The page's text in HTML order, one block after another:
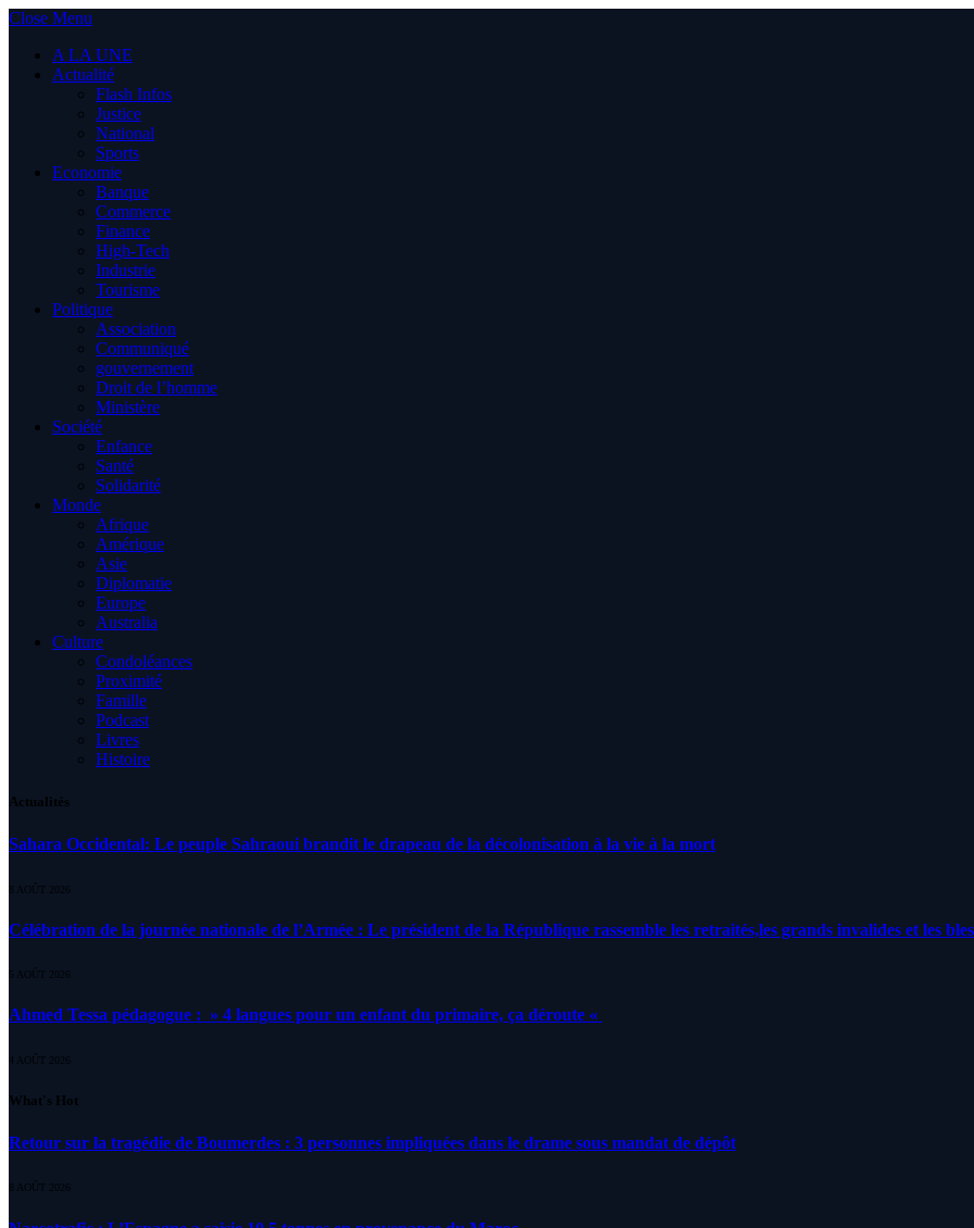
Close Menu
A LA UNE
Actualité
Flash Infos
Justice
National
Sports
Economie
Banque
Commerce
Finance
High-Tech
Industrie
Tourisme
Politique
Association
Communiqué
gouvernement
Droit de l’homme
Ministère
Société
Enfance
Santé
Solidarité
Monde
Afrique
Amérique
Asie
Diplomatie
Europe
Australia
Culture
Condoléances
Proximité
Famille
Podcast
Livres
Histoire
Actualités
Sahara Occidental: Le peuple Sahraoui brandit le drapeau de la décolonisation à la vie à la mort
8 AOÛT 2026
Célébration de la journée nationale de l’Armée : Le président de la République rassemble les retraités,les grands invalides et les
5 AOÛT 2026
Ahmed Tessa pédagogue : » 4 langues pour un enfant du primaire, ça déroute «
4 AOÛT 2026
What's Hot
Retour sur la tragédie de Boumerdes : 3 personnes impliquées dans le drame sous mandat de dépôt
8 AOÛT 2026